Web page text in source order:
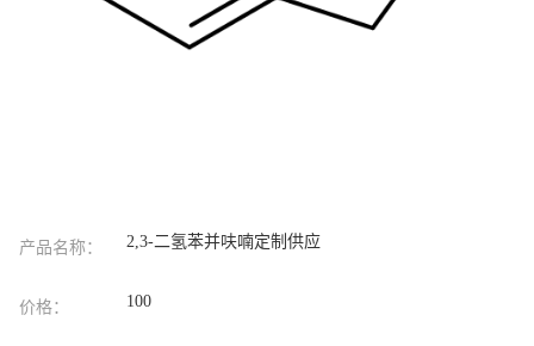
产品名称： 2,3-二氢苯并呋喃定制供应
价格： 100